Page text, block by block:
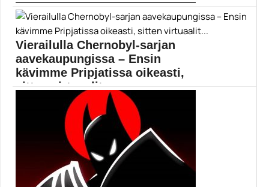
Muropaketissa kysyttiin eilen lukijoilta, pitäisikö
vuosikausia väännetty Indiana...
Elokuvauutiset
Vierailulla Chernobyl-sarjan
aavekaupungissa – Ensin
kävimme Pripjatissa oikeasti,
sitten virtuaalit...
Virtuaalimatka Chernobyl-sarjan maisemiin ei voi
millään vetää vertoja...